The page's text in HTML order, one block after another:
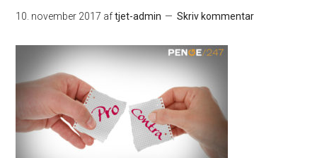
10. november 2017 aftjet-admin Skriv kommentar